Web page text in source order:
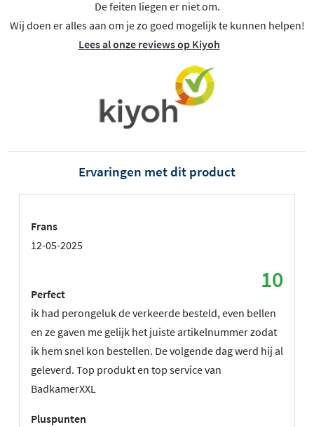
De feiten liegen er niet om.
Wij doen er alles aan om je zo goed mogelijk te kunnen helpen!
Lees al onze reviews op Kiyoh
Ervaringen met dit product
Frans
12-05-2025
10
Perfect
ik had perongeluk de verkeerde besteld, even bellen
en ze gaven me gelijk het juiste artikelnummer zodat
ik hem snel kon bestellen. De volgende dag werd hij al
geleverd. Top produkt en top service van
BadkamerXXL
Pluspunten